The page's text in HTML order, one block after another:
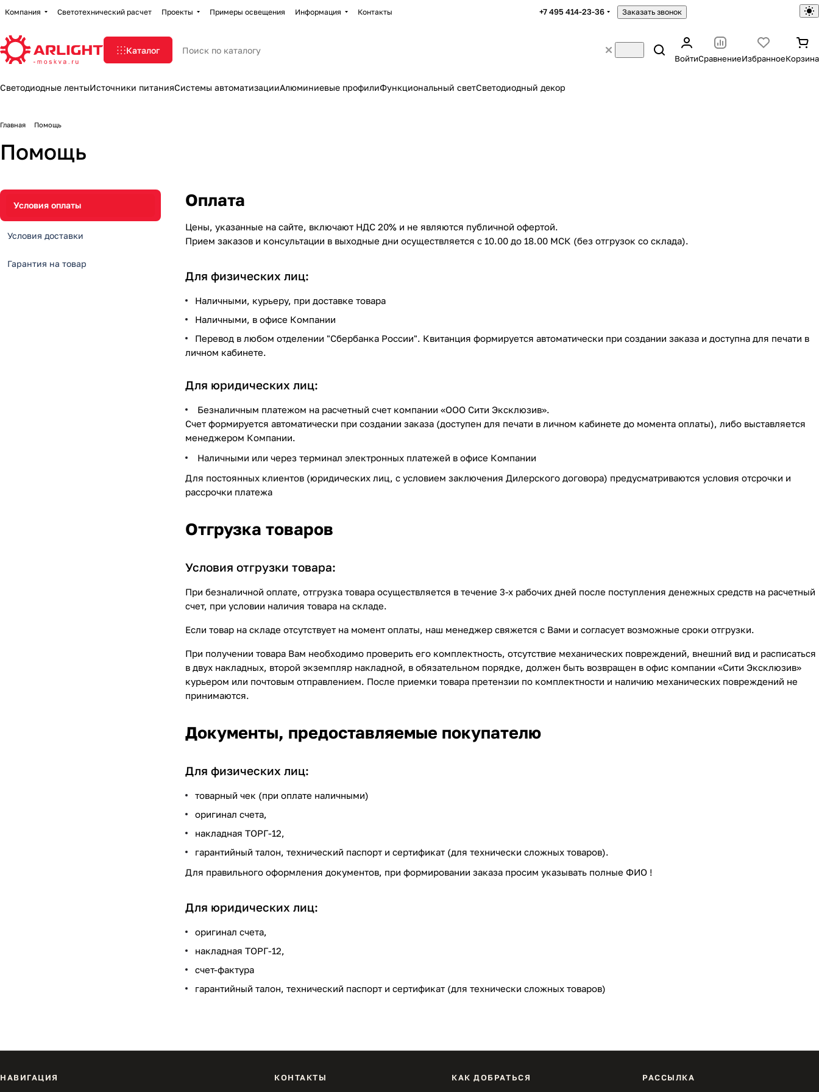
Компания Светотехнический расчет Проекты Примеры освещения Информация Контакты +7 495 414-23-36 Заказать звонок
Каталог
ВойтиСравнениеИзбранноеКорзина
Светодиодные лентыИсточники питанияСистемы автоматизацииАлюминиевые профилиФункциональный светСветодиодный декор
Главная Помощь
Помощь
Оплата
Цены, указанные на сайте, включают НДС 20% и не являются публичной офертой.
Прием заказов и консультации в выходные дни осуществляется с 10.00 до 18.00 МСК (без отгрузок со склада).
Для физических лиц:
Наличными, курьеру, при доставке товара
Наличными, в офисе Компании
Перевод в любом отделении "Сбербанка России". Квитанция формируется автоматически при создании заказа и доступна для печати в
личном кабинете.
Для юридических лиц:
Безналичным платежом на расчетный счет компании «ООО Сити Эксклюзив».
Счет формируется автоматически при создании заказа (доступен для печати в личном кабинете до момента оплаты), либо выставляется
менеджером Компании.
Наличными или через терминал электронных платежей в офисе Компании
Для постоянных клиентов (юридических лиц, с условием заключения Дилерского договора) предусматриваются условия отсрочки и
рассрочки платежа
Отгрузка товаров
Условия отгрузки товара:
При безналичной оплате, отгрузка товара осуществляется в течение 3-х рабочих дней после поступления денежных средств на расчетный
счет, при условии наличия товара на складе.
Если товар на складе отсутствует на момент оплаты, наш менеджер свяжется с Вами и согласует возможные сроки отгрузки.
При получении товара Вам необходимо проверить его комплектность, отсутствие механических повреждений, внешний вид и расписаться
в двух накладных, второй экземпляр накладной, в обязательном порядке, должен быть возвращен в офис компании «Сити Эксклюзив»
курьером или почтовым отправлением. После приемки товара претензии по комплектности и наличию механических повреждений не
принимаются.
Документы, предоставляемые покупателю
Для физических лиц:
товарный чек (при оплате наличными)
оригинал счета,
накладная ТОРГ-12,
гарантийный талон, технический паспорт и сертификат (для технически сложных товаров).
Для правильного оформления документов, при формировании заказа просим указывать полные ФИО !
Для юридических лиц:
оригинал счета,
накладная ТОРГ-12,
счет-фактура
гарантийный талон, технический паспорт и сертификат (для технически сложных товаров)
Условия оплаты
Условия доставки
Гарантия на товар
НАВИГАЦИЯ КОНТАКТЫ КАК ДОБРАТЬСЯ РАССЫЛКА